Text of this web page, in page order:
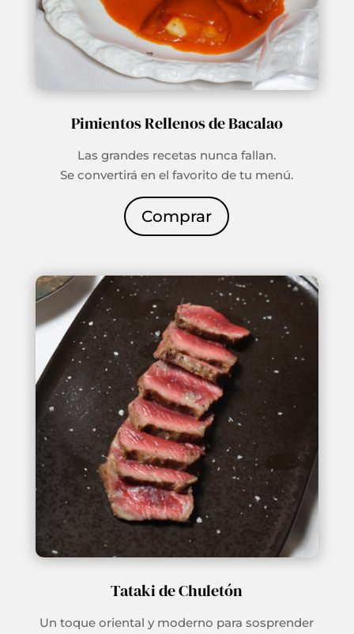
Pimientos Rellenos de Bacalao
Las grandes recetas nunca fallan.
Se convertirá en el favorito de tu menú.
Comprar
Tataki de Chuletón
Un toque oriental y moderno para sosprender